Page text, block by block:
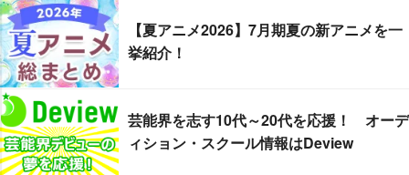
【夏アニメ2026】7月期夏の新アニメを一
挙紹介！
芸能界を志す10代～20代を応援！ オーデ
ィション・スクール情報はDeview